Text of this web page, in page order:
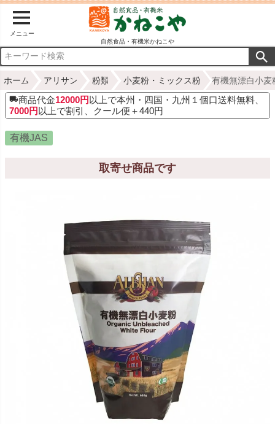
メニュー
自然食品・有機米かねこや
ホーム アリサン 粉類 小麦粉・ミックス粉 有機無漂白小麦
商品代金12000円 以上で本州・四国・九州１個口送料無料、
7000円 以上で割引、クール便＋440円
有機JAS
取寄せ商品です